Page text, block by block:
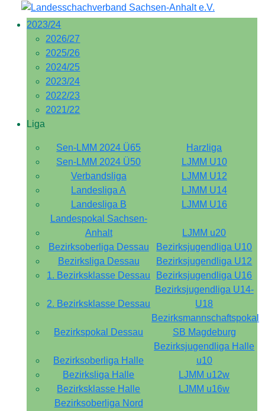
2023/24
2026/27
2025/26
2024/25
2023/24
2022/23
2021/22
Liga
Sen-LMM 2024 Ü65
Harzliga
Sen-LMM 2024 Ü50
LJMM U10
Verbandsliga
LJMM U12
Landesliga A
LJMM U14
Landesliga B
LJMM U16
Landespokal Sachsen-
Anhalt
LJMM u20
Bezirksoberliga Dessau
Bezirksjugendliga U10
Bezirksliga Dessau
Bezirksjugendliga U12
1. Bezirksklasse Dessau
Bezirksjugendliga U16
2. Bezirksklasse Dessau
Bezirksjugendliga U14-
U18
Bezirkspokal Dessau
Bezirksmannschaftspokal
SB Magdeburg
Bezirksoberliga Halle
Bezirksjugendliga Halle
u10
Bezirksliga Halle
LJMM u12w
Bezirksklasse Halle
LJMM u16w
Bezirksoberliga Nord